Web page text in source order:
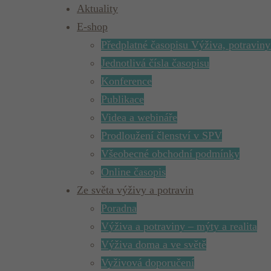
Aktuality
E-shop
Předplatné časopisu Výživa,
Jednotlivá čísla časopisu
Konference
Publikace
Videa a webináře
Prodloužení členství v SPV
Všeobecné obchodní podmínky
Online časopis
Ze světa výživy a potravin
Poradna
Výživa a potraviny – mýty a realita
Výživa doma a ve světě
Vyživová doporučení